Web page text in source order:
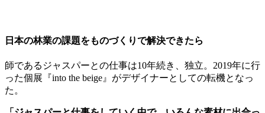
日本の林業の課題をものづくりで解決できたら
師であるジャスパーとの仕事は10年続き、独立。2019年に行
った個展『into the beige』がデザイナーとしての転機となっ
た。